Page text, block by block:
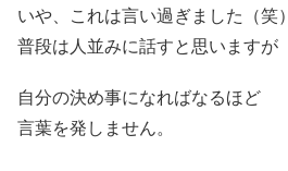
いや、これは言い過ぎました（笑）
普段は人並みに話すと思いますが
自分の決め事になればなるほど
言葉を発しません。